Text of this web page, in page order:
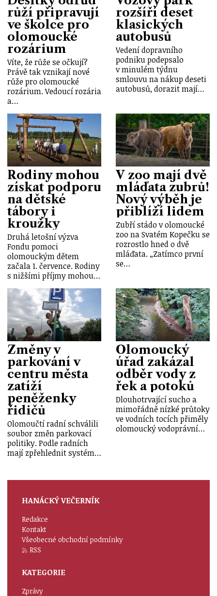
růží připravují
ve školce pro
olomoucké
rozárium
Víte, že růže se očkují?
Právě tak vznikají nové
růže pro olomoucké
rozárium. Vedoucí rozária
a…
rozšíří deset
klasických
autobusů
Vedení dopravního
podniku podepsalo
v minulém týdnu
smlouvu na nákup deseti
autobusů, dorazit mají…
Rodiny mohou
získat podporu
na dětské
tábory i
kroužky
Druhá letošní výzva
Fondu pomoci
olomouckým dětem
začala 1. července. Rodiny
s nižšími příjmy mohou…
V zoo mají dvě
mláďata zubrů!
Nový výběh je
přiblíží lidem
Zubří stádo v olomoucké
zoo na Svatém Kopečku se
rozrostlo hned o dvě
mláďata. „Zatímco první
se…
Změny v
parkování v
centru města
zatíží
peněženky
řidičů
Olomoučtí radní schválili
soubor změn parkovací
politiky. Podle radních
mají zpřehlednit systém…
Olomoucký
úřad zakázal
odběr vody z
řek a potoků
Dlouhotrvající sucho a
mimořádně nízké průtoky
ve vodních tocích přiměly
olomoucký vodoprávní…
HANÁCKÝ VEČERNÍK
Redakce
Kontakt
Všeobecné obchodní podmínky
RSS
KATEGORIE
Zprávy